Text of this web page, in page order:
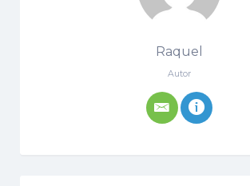
Raquel
Autor